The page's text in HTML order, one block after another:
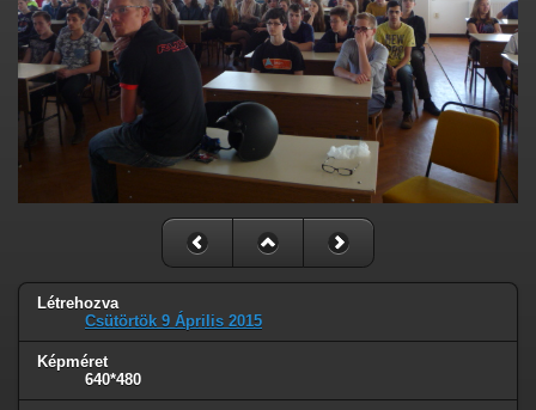
Létrehozva
Csütörtök 9 Április 2015
Képméret
640*480